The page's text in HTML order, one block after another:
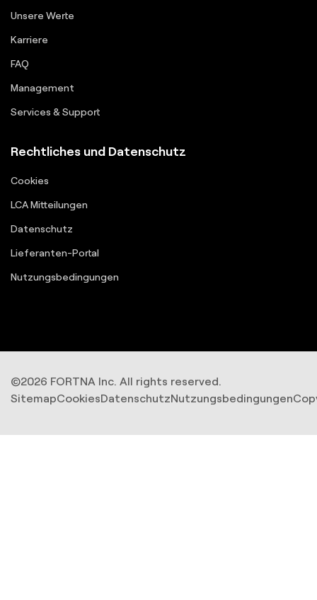
Unsere Werte
Karriere
FAQ
Management
Services & Support
Rechtliches und Datenschutz
Cookies
LCA Mitteilungen
Datenschutz
Lieferanten-Portal
Nutzungsbedingungen
©2026 FORTNA Inc. All rights reserved.
SitemapCookiesDatenschutzNutzungsbedingungen